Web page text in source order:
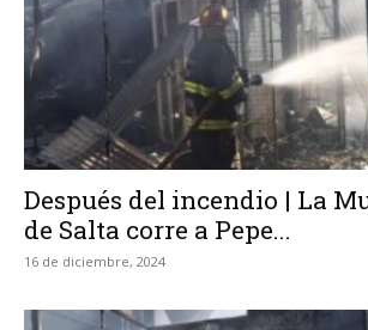
Después del incendio | La
de Salta corre a Pepe...
16 de diciembre, 2024